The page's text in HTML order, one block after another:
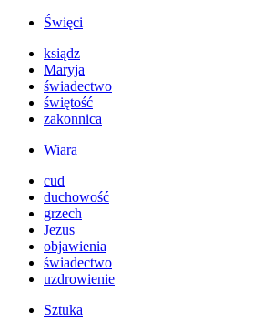
Święci
ksiądz
Maryja
świadectwo
świętość
zakonnica
Wiara
cud
duchowość
grzech
Jezus
objawienia
świadectwo
uzdrowienie
Sztuka